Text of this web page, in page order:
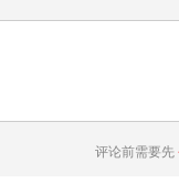
评论前需要先